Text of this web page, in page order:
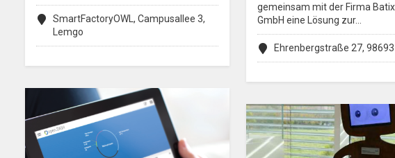
SmartFactoryOWL, Campusallee 3,
Lemgo
gemeinsam mit der Firma
GmbH eine Lösung zur…
Ehrenbergstraße 27,